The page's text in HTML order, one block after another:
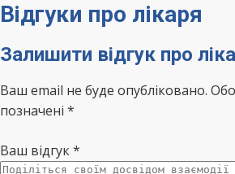
Відгуки про лікаря
Залишити відгук про
Ваш email не буде опубліковано.
позначені *
Ваш відгук*